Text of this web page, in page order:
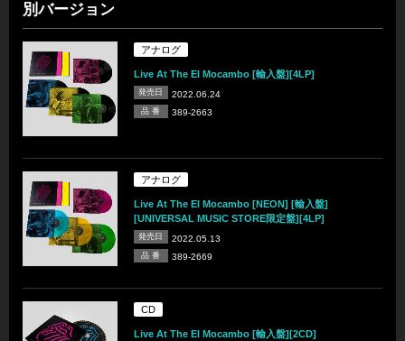
別バージョン
アナログ
Live At The El Mocambo [輸入盤][4LP]
発売日 2022.06.24
品 番 389-2663
アナログ
Live At The El Mocambo [NEON] [輸入盤]
[UNIVERSAL MUSIC STORE限定盤][4LP]
発売日 2022.05.13
品 番 389-2669
CD
Live At The El Mocambo [輸入盤][2CD]